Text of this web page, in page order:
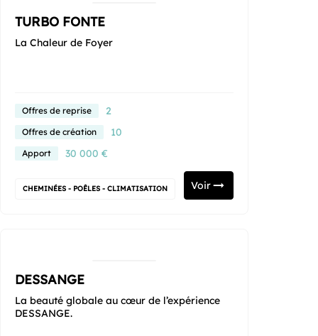
TURBO FONTE
La Chaleur de Foyer
Offres de reprise 2
Offres de création 10
Apport 30 000 €
CHEMINÉES - POÊLES - CLIMATISATION Voir
DESSANGE
La beauté globale au cœur de l’expérience
DESSANGE.